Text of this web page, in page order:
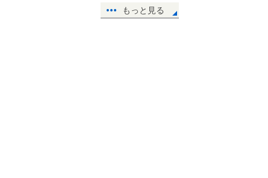
もっと見る